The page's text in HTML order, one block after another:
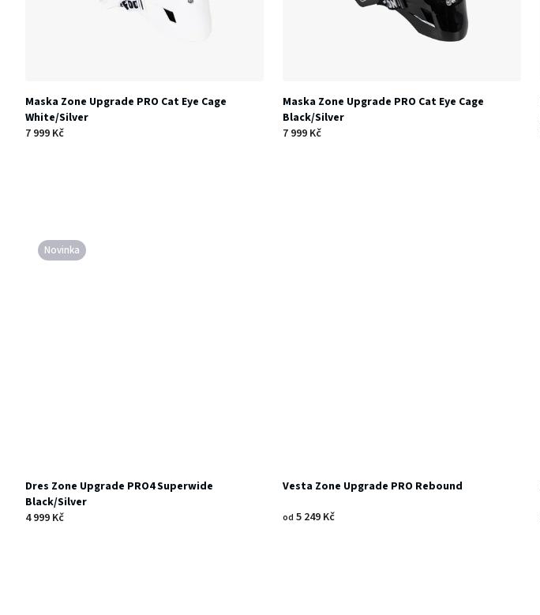
d
u
ů
ů
Maska Zone Upgrade PRO Cat Eye Cage
White/Silver
7 999 Kč
Maska Zone Upgrade PRO Cat Eye Cage
Black/Silver
7 999 Kč
Novinka
Dres Zone Upgrade PRO4 Superwide
Black/Silver
4 999 Kč
Vesta Zone Upgrade PRO Rebound
od 5 249 Kč